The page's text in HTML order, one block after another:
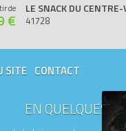
de
€ 41728
SITE CONTACT
EN QUELQUES